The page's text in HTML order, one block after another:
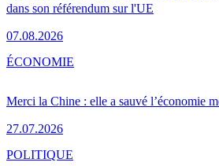
dans son référendum sur l'UE
07.08.2026
Merci la Chine : elle a sauvé l’économie
27.07.2026
ÉCONOMIE
POLITIQUE